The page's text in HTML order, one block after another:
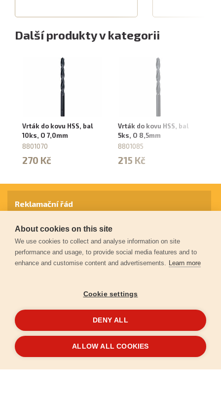
Další produkty v kategorii
Vrták do kovu HSS, bal
10ks, O 7,0mm
8801070
270 Kč
Vrták do kovu HSS, bal
5ks, O 8,5mm
8801085
215 Kč
© 2026Extol.cz- Všechna práva vyhrazena
Reklamační řád
Záruční podmínky
Ochrana osobních údajů
VytvořiloFEO
About cookies on this site
We use cookies to collect and analyse information on site
performance and usage, to provide social media features and to
enhance and customise content and advertisements. Learn more
Cookie settings
DENY ALL
ALLOW ALL COOKIES